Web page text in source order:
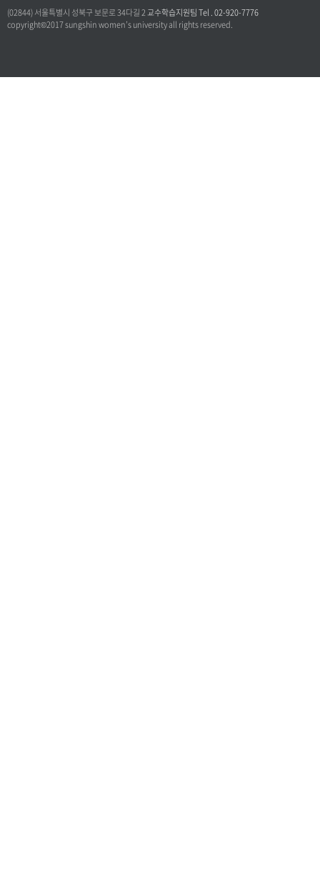
(02844) 서울특별시 성북구 보문로 34다길 2교수학습지원팀 Tel . 02-920-7776
copyright©2017 sungshin women’s university all rights reserved.